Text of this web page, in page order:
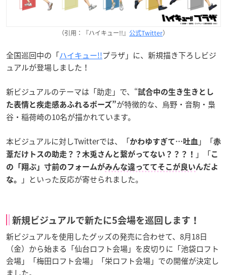
（引用：『ハイキュー!!』 公式Twitter）
全国巡回中の「ハイキュー!!プラザ」に、新規描き下ろしビジ
ュアルが登場しました！
新ビジュアルのテーマは「助走」で、“試合中の生き生きとし
た表情と疾走感あふれるポーズ”が特徴的な、烏野・音駒・梟
谷・稲荷崎の10名が描かれています。
本ビジュアルに対しTwitterでは、「かわゆすぎて…吐血 」「赤
葦だけトスの助走？？木兎さんと繋がってない？？？！
」「こ
の「翔ぶ」寸前のフォームがみんな違っててそこが良いんだよ
な。
」といった反応が寄せられました。
新規ビジュアルで新たに5会場を巡回します！
新ビジュアルを使用したグッズの発売に合わせて、8月18日
（金）から始まる「仙台ロフト会場」を皮切りに「池袋ロフト
会場」「梅田ロフト会場」「栄ロフト会場」での開催が決定し